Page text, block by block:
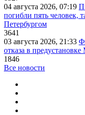
04 августа 2026, 07:19
погибли пять человек,
Петербургом
3641
03 августа 2026, 21:33
отказа в
1846
Все новости